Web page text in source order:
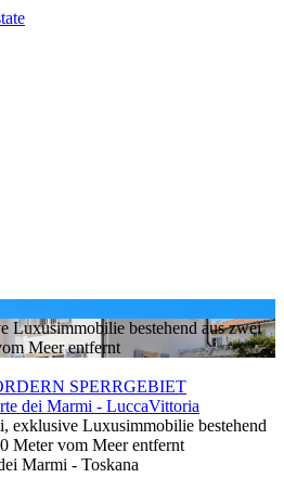
SPERRGEBIET
dei Marmi - LuccaVittoria
exklusive Luxusimmobilie bestehend
Meter vom Meer entfernt
Marmi - Toskana